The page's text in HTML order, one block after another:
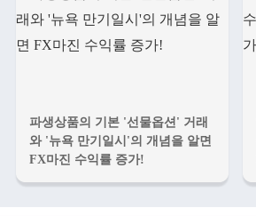
파생상품의 기본 '선물옵션' 거래
와 '뉴욕 만기일시'의 개념을 알면
FX마진 수익률 증가!